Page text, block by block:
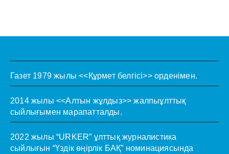
Газет 1979 жылы <<Құрмет белгісі>> орденімен.
2014 жылы <<Алтын жұлдыз>> жалпыұлттық
сыйлығымен марапатталды.
2022 жылы “URKER” ұлттық журналистика
сыйлығын “Үздік өңірлік БАҚ” номинациясында